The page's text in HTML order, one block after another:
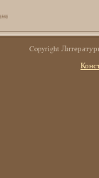
Copyright